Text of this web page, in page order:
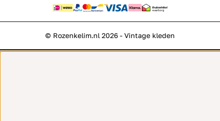
© Rozenkelim.nl 2026 - Vintage kleden